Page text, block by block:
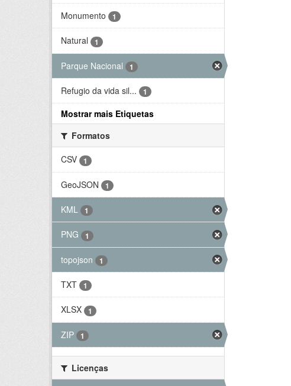
Monumento 1
Natural 1
Parque Nacional 1
Refugio da vida sil... 1
Mostrar mais Etiquetas
Formatos
CSV
1
GeoJSON 1
KML 1
PNG 1
topojson 1
TXT 1
XLSX 1
ZIP 1
Licenças